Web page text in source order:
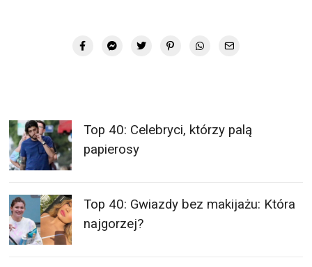
Top 40: Celebryci, którzy palą
papierosy
Top 40: Gwiazdy bez makijażu: Która
najgorzej?